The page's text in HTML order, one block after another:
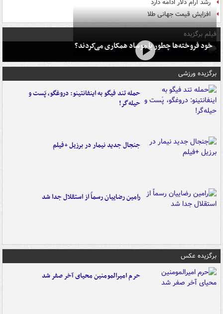
رشد آرام دلار ادامه دارد
افزایش قیمت جهانی طلا
فیلم برگزیده
خود فروخته‌ها چطور با موساد همکاری می‌کردند؟
برگزیده ورزشی
حمله تند فیگو به اینفانتینو: دروغگو، پَست‌ و
حیله‌گر!
جنجال جدید نیمار در برزیل +فیلم
رامین رضاییان رسماً از استقلال جدا شد
برگزیده عکس
حرم امیرالمومنین محیای آخر صفر شد